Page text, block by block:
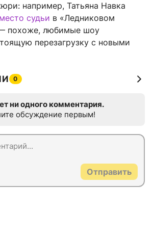
например, Татьяна Навка
судьи в «Ледниковом
похоже, любимые шоу
перезагрузку с новыми
0
ни одного комментария.
обсуждение первым!
Отправить